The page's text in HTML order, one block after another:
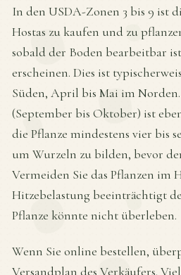
In den USDA-Zonen 3 bis 9 ist
Hostas zu kaufen und zu
sobald der Boden bearbeitbar
erscheinen. Dies ist
Süden, April bis Mai im
(September bis Oktober) ist
die Pflanze mindestens vier bis
um Wurzeln zu bilden, bevor
Vermeiden Sie das Pflanzen im
Hitzebelastung beeinträchtigt
Pflanze könnte nicht überleben.
Wenn Sie online bestellen,
Versandplan des Verkäufers.